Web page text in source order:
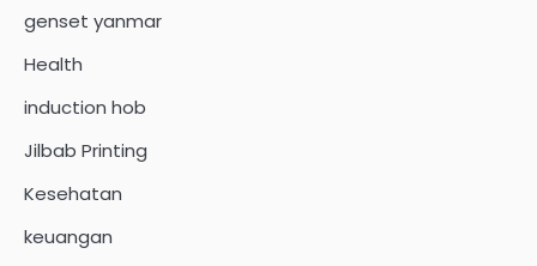
genset yanmar
Health
induction hob
Jilbab Printing
Kesehatan
keuangan